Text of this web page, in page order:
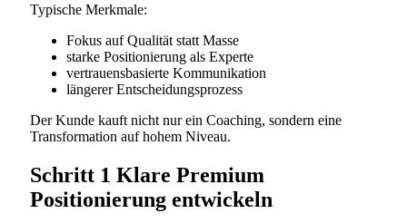
Typische Merkmale:
Fokus auf Qualität statt Masse
starke Positionierung als Experte
vertrauensbasierte Kommunikation
längerer Entscheidungsprozess
Der Kunde kauft nicht nur ein Coaching, sondern eine
Transformation auf hohem Niveau.
Schritt 1 Klare Premium
Positionierung entwickeln